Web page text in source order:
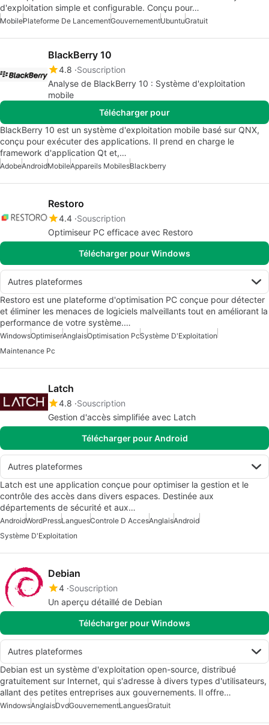
d'exploitation simple et configurable. Conçu pour…
MobilePlateforme De LancementGouvernementUbuntuGratuit
BlackBerry 10
4.8 Souscription
Analyse de BlackBerry 10 : Système d'exploitation
mobile
Télécharger pour
BlackBerry 10 est un système d'exploitation mobile basé sur QNX,
conçu pour exécuter des applications. Il prend en charge le
framework d'application Qt et,…
AdobeAndroidMobileAppareils MobilesBlackberry
Restoro
4.4 Souscription
Optimiseur PC efficace avec Restoro
Télécharger pour Windows
Autres plateformes
Restoro est une plateforme d'optimisation PC conçue pour détecter
et éliminer les menaces de logiciels malveillants tout en améliorant la
performance de votre système.…
WindowsOptimiserAnglaisOptimisation PcSystème D'Exploitation
Maintenance Pc
Latch
4.8 Souscription
Gestion d'accès simplifiée avec Latch
Télécharger pour Android
Autres plateformes
Latch est une application conçue pour optimiser la gestion et le
contrôle des accès dans divers espaces. Destinée aux
départements de sécurité et aux…
AndroidWordPressLanguesControle D AccesAnglaisAndroid
Système D'Exploitation
Debian
4 Souscription
Un aperçu détaillé de Debian
Télécharger pour Windows
Autres plateformes
Debian est un système d'exploitation open-source, distribué
gratuitement sur Internet, qui s'adresse à divers types d'utilisateurs,
allant des petites entreprises aux gouvernements. Il offre…
WindowsAnglaisDvdGouvernementLanguesGratuit